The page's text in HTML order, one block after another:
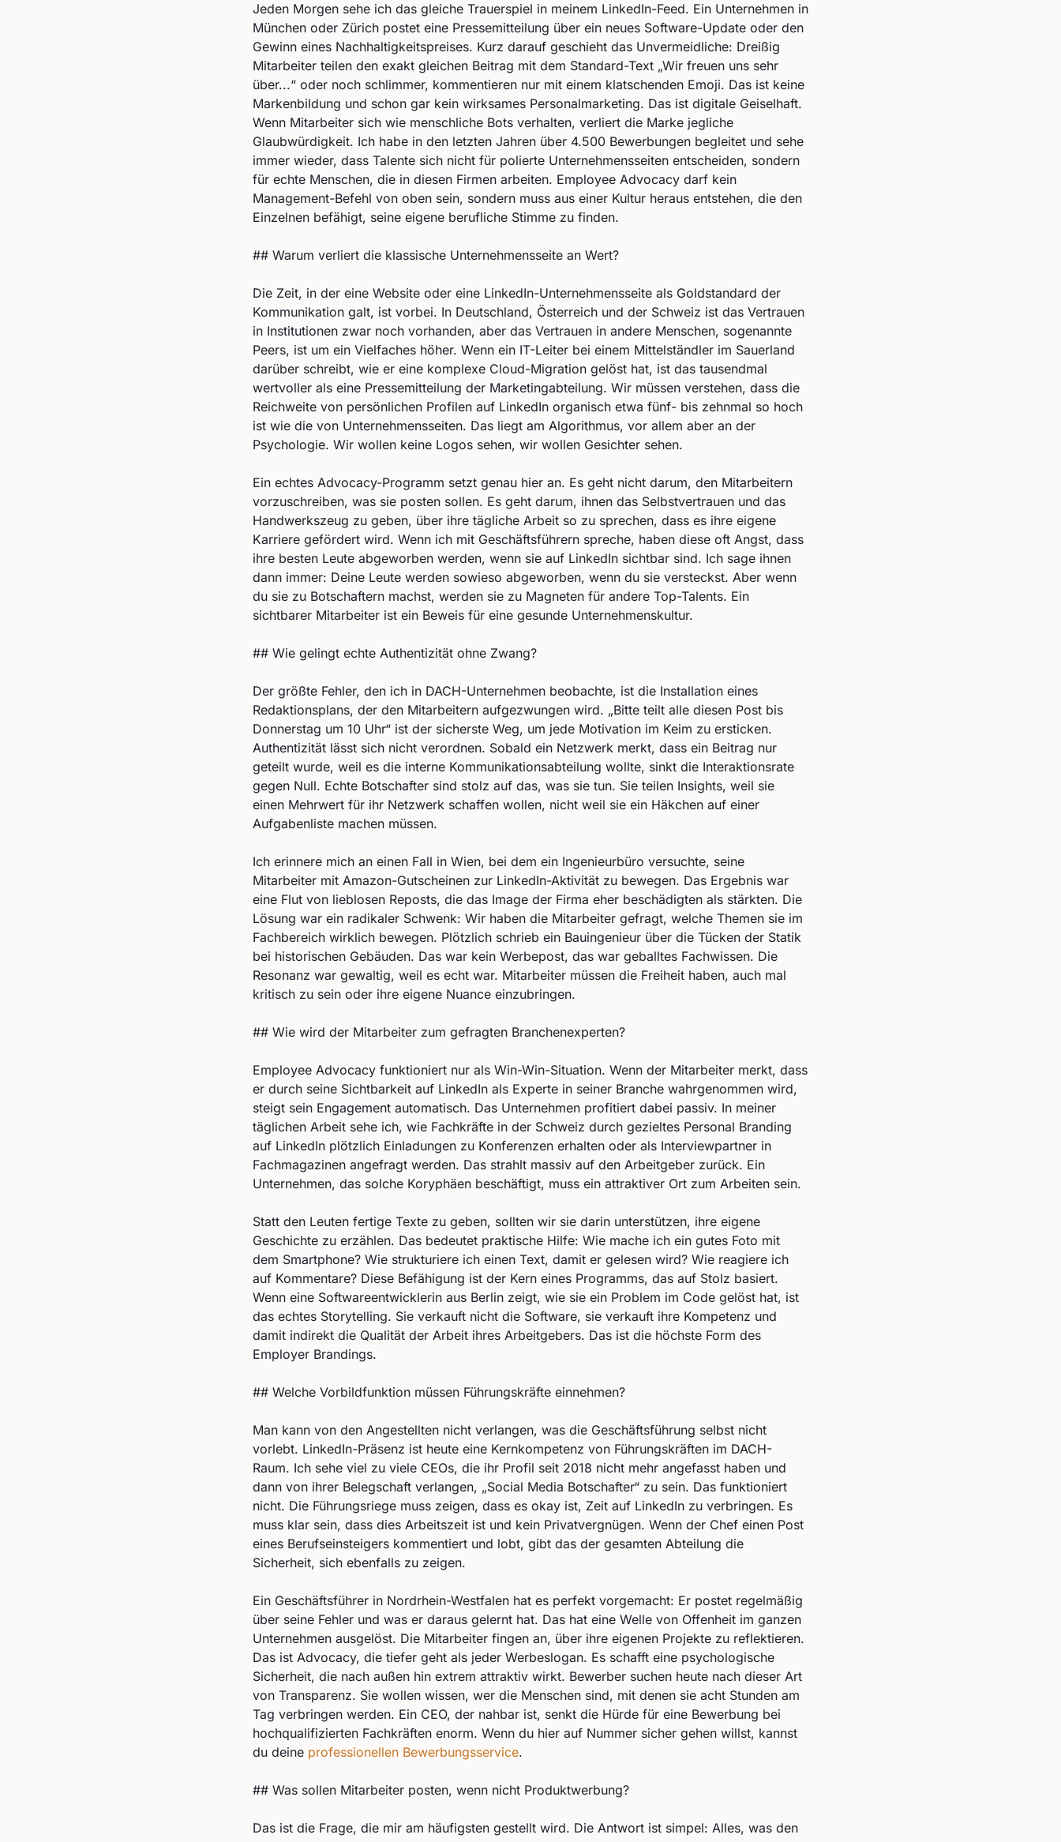
Jeden Morgen sehe ich das gleiche Trauerspiel in meinem LinkedIn-Feed. Ein Unternehmen in
München oder Zürich postet eine Pressemitteilung über ein neues Software-Update oder den
Gewinn eines Nachhaltigkeitspreises. Kurz darauf geschieht das Unvermeidliche: Dreißig
Mitarbeiter teilen den exakt gleichen Beitrag mit dem Standard-Text „Wir freuen uns sehr
über...“ oder noch schlimmer, kommentieren nur mit einem klatschenden Emoji. Das ist keine
Markenbildung und schon gar kein wirksames Personalmarketing. Das ist digitale Geiselhaft.
Wenn Mitarbeiter sich wie menschliche Bots verhalten, verliert die Marke jegliche
Glaubwürdigkeit. Ich habe in den letzten Jahren über 4.500 Bewerbungen begleitet und sehe
immer wieder, dass Talente sich nicht für polierte Unternehmensseiten entscheiden, sondern
für echte Menschen, die in diesen Firmen arbeiten. Employee Advocacy darf kein
Management-Befehl von oben sein, sondern muss aus einer Kultur heraus entstehen, die den
Einzelnen befähigt, seine eigene berufliche Stimme zu finden.
## Warum verliert die klassische Unternehmensseite an Wert?
Die Zeit, in der eine Website oder eine LinkedIn-Unternehmensseite als Goldstandard der
Kommunikation galt, ist vorbei. In Deutschland, Österreich und der Schweiz ist das Vertrauen
in Institutionen zwar noch vorhanden, aber das Vertrauen in andere Menschen, sogenannte
Peers, ist um ein Vielfaches höher. Wenn ein IT-Leiter bei einem Mittelständler im Sauerland
darüber schreibt, wie er eine komplexe Cloud-Migration gelöst hat, ist das tausendmal
wertvoller als eine Pressemitteilung der Marketingabteilung. Wir müssen verstehen, dass die
Reichweite von persönlichen Profilen auf LinkedIn organisch etwa fünf- bis zehnmal so hoch
ist wie die von Unternehmensseiten. Das liegt am Algorithmus, vor allem aber an der
Psychologie. Wir wollen keine Logos sehen, wir wollen Gesichter sehen.
Ein echtes Advocacy-Programm setzt genau hier an. Es geht nicht darum, den Mitarbeitern
vorzuschreiben, was sie posten sollen. Es geht darum, ihnen das Selbstvertrauen und das
Handwerkszeug zu geben, über ihre tägliche Arbeit so zu sprechen, dass es ihre eigene
Karriere gefördert wird. Wenn ich mit Geschäftsführern spreche, haben diese oft Angst, dass
ihre besten Leute abgeworben werden, wenn sie auf LinkedIn sichtbar sind. Ich sage ihnen
dann immer: Deine Leute werden sowieso abgeworben, wenn du sie versteckst. Aber wenn
du sie zu Botschaftern machst, werden sie zu Magneten für andere Top-Talents. Ein
sichtbarer Mitarbeiter ist ein Beweis für eine gesunde Unternehmenskultur.
## Wie gelingt echte Authentizität ohne Zwang?
Der größte Fehler, den ich in DACH-Unternehmen beobachte, ist die Installation eines
Redaktionsplans, der den Mitarbeitern aufgezwungen wird. „Bitte teilt alle diesen Post bis
Donnerstag um 10 Uhr“ ist der sicherste Weg, um jede Motivation im Keim zu ersticken.
Authentizität lässt sich nicht verordnen. Sobald ein Netzwerk merkt, dass ein Beitrag nur
geteilt wurde, weil es die interne Kommunikationsabteilung wollte, sinkt die Interaktionsrate
gegen Null. Echte Botschafter sind stolz auf das, was sie tun. Sie teilen Insights, weil sie
einen Mehrwert für ihr Netzwerk schaffen wollen, nicht weil sie ein Häkchen auf einer
Aufgabenliste machen müssen.
Ich erinnere mich an einen Fall in Wien, bei dem ein Ingenieurbüro versuchte, seine
Mitarbeiter mit Amazon-Gutscheinen zur LinkedIn-Aktivität zu bewegen. Das Ergebnis war
eine Flut von lieblosen Reposts, die das Image der Firma eher beschädigten als stärkten. Die
Lösung war ein radikaler Schwenk: Wir haben die Mitarbeiter gefragt, welche Themen sie im
Fachbereich wirklich bewegen. Plötzlich schrieb ein Bauingenieur über die Tücken der Statik
bei historischen Gebäuden. Das war kein Werbepost, das war geballtes Fachwissen. Die
Resonanz war gewaltig, weil es echt war. Mitarbeiter müssen die Freiheit haben, auch mal
kritisch zu sein oder ihre eigene Nuance einzubringen.
## Wie wird der Mitarbeiter zum gefragten Branchenexperten?
Employee Advocacy funktioniert nur als Win-Win-Situation. Wenn der Mitarbeiter merkt, dass
er durch seine Sichtbarkeit auf LinkedIn als Experte in seiner Branche wahrgenommen wird,
steigt sein Engagement automatisch. Das Unternehmen profitiert dabei passiv. In meiner
täglichen Arbeit sehe ich, wie Fachkräfte in der Schweiz durch gezieltes Personal Branding
auf LinkedIn plötzlich Einladungen zu Konferenzen erhalten oder als Interviewpartner in
Fachmagazinen angefragt werden. Das strahlt massiv auf den Arbeitgeber zurück. Ein
Unternehmen, das solche Koryphäen beschäftigt, muss ein attraktiver Ort zum Arbeiten sein.
Statt den Leuten fertige Texte zu geben, sollten wir sie darin unterstützen, ihre eigene
Geschichte zu erzählen. Das bedeutet praktische Hilfe: Wie mache ich ein gutes Foto mit
dem Smartphone? Wie strukturiere ich einen Text, damit er gelesen wird? Wie reagiere ich
auf Kommentare? Diese Befähigung ist der Kern eines Programms, das auf Stolz basiert.
Wenn eine Softwareentwicklerin aus Berlin zeigt, wie sie ein Problem im Code gelöst hat, ist
das echtes Storytelling. Sie verkauft nicht die Software, sie verkauft ihre Kompetenz und
damit indirekt die Qualität der Arbeit ihres Arbeitgebers. Das ist die höchste Form des
Employer Brandings.
## Welche Vorbildfunktion müssen Führungskräfte einnehmen?
Man kann von den Angestellten nicht verlangen, was die Geschäftsführung selbst nicht
vorlebt. LinkedIn-Präsenz ist heute eine Kernkompetenz von Führungskräften im DACH-
Raum. Ich sehe viel zu viele CEOs, die ihr Profil seit 2018 nicht mehr angefasst haben und
dann von ihrer Belegschaft verlangen, „Social Media Botschafter“ zu sein. Das funktioniert
nicht. Die Führungsriege muss zeigen, dass es okay ist, Zeit auf LinkedIn zu verbringen. Es
muss klar sein, dass dies Arbeitszeit ist und kein Privatvergnügen. Wenn der Chef einen Post
eines Berufseinsteigers kommentiert und lobt, gibt das der gesamten Abteilung die
Sicherheit, sich ebenfalls zu zeigen.
Ein Geschäftsführer in Nordrhein-Westfalen hat es perfekt vorgemacht: Er postet regelmäßig
über seine Fehler und was er daraus gelernt hat. Das hat eine Welle von Offenheit im ganzen
Unternehmen ausgelöst. Die Mitarbeiter fingen an, über ihre eigenen Projekte zu reflektieren.
Das ist Advocacy, die tiefer geht als jeder Werbeslogan. Es schafft eine psychologische
Sicherheit, die nach außen hin extrem attraktiv wirkt. Bewerber suchen heute nach dieser Art
von Transparenz. Sie wollen wissen, wer die Menschen sind, mit denen sie acht Stunden am
Tag verbringen werden. Ein CEO, der nahbar ist, senkt die Hürde für eine Bewerbung bei
hochqualifizierten Fachkräften enorm. Wenn du hier auf Nummer sicher gehen willst, kannst
du deine professionellen Bewerbungsservice.
## Was sollen Mitarbeiter posten, wenn nicht Produktwerbung?
Das ist die Frage, die mir am häufigsten gestellt wird. Die Antwort ist simpel: Alles, was den